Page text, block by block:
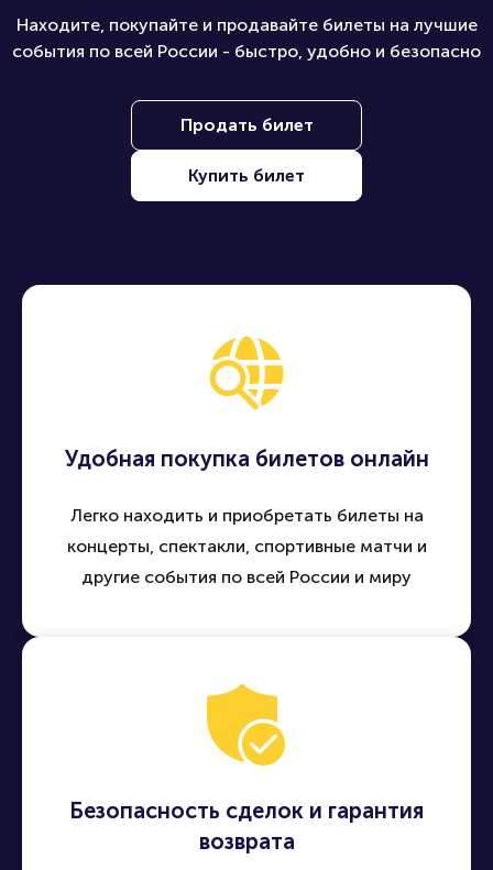
Находите, покупайте и продавайте билеты на лучшие
события по всей России - быстро, удобно и безопасно
Продать билет
Купить билет
Удобная покупка билетов онлайн
Легко находить и приобретать билеты на
концерты, спектакли, спортивные матчи и
другие события по всей России и миру
Безопасность сделок и гарантия
возврата